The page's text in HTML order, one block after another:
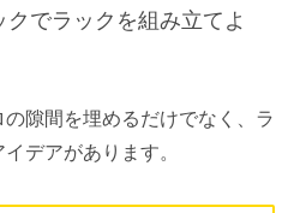
でラックを組み立てよ
隙間を埋めるだけでなく、ラ
デアがあります。